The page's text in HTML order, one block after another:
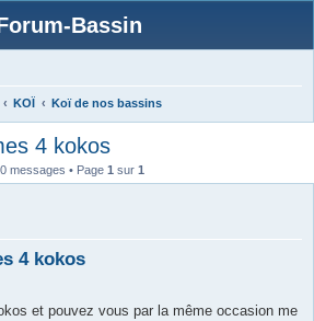
Bassin
KOÏ Koï de nos bassins
4 kokos
messages • Page 1 sur 1
4 kokos
et pouvez vous par la même occasion me